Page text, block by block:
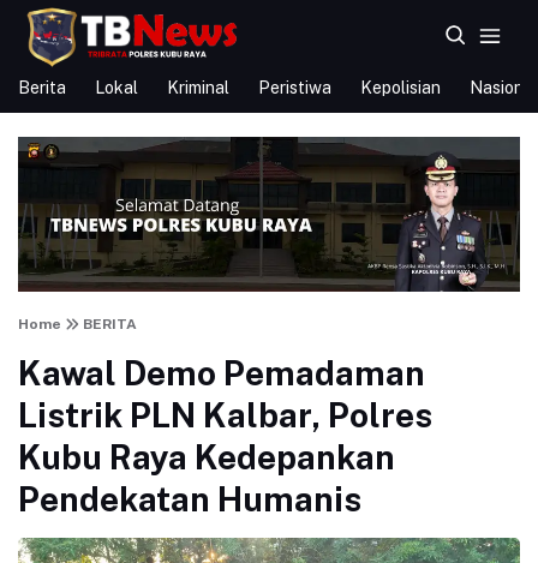
Berita Lokal Kriminal Peristiwa Kepolisian Nasional
Home BERITA
Kawal Demo Pemadaman
Listrik PLN Kalbar, Polres
Kubu Raya Kedepankan
Pendekatan Humanis